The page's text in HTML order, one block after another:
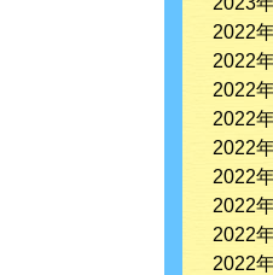
2022
2022
2022
2022
2022
2022
2022
2022
2022